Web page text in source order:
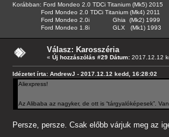
Korábban: Ford Mondeo 2.0 TDCi Titanium (Mk5) 2015
Ford Mondeo 2.0 TDCi Titanium (Mk4) 2011
Ford Mondeo 2.0i Ghia (Mk2) 1999
Ford Mondeo 1.8i GLX (Mk1) 1993
Válasz: Karosszéria
« Új hozzászólás #29 Dátum: 2017.12.12
Idézetet írta: AndrewJ - 2017.12.12 kedd, 16:28:02
Aliexpress!
Az Alibaba az nagyker, de ott is “tárgyalóképesek”.
Persze, persze. Csak előbb várjuk meg az